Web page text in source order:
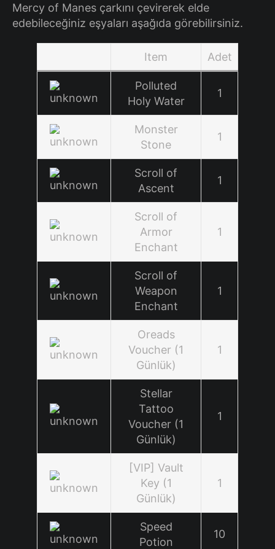
Mercy of Manes çarkını çevirerek elde
edebileceğiniz eşyaları aşağıda görebilirsiniz.
Item Adet
Polluted
Holy Water
1
Monster
Stone
1
Scroll of
Ascent
1
Scroll of
Armor
Enchant
1
Scroll of
Weapon
Enchant
1
Oreads
Voucher (1
Günlük)
1
Stellar
Tattoo
Voucher (1
Günlük)
1
[VIP] Vault
Key (1
Günlük)
1
Speed
Potion
10